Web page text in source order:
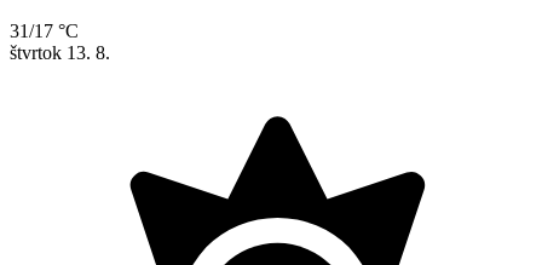
31/17 °C
štvrtok 13. 8.